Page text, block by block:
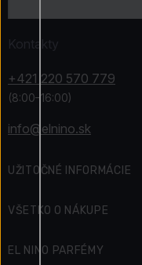
Kontakty
+421 220 570 779
(8:00–16:00)
info@elnino.sk
UŽITOČNÉ INFORMÁCIE
Sviatky & Akcie
VŠETKO O NÁKUPE
EL NINO PARFÉMY